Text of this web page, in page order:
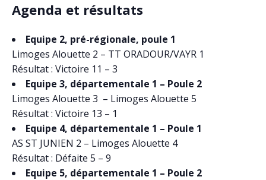
Agenda et résultats
Equipe 2, pré-régionale, poule 1
Limoges Alouette 2 – TT ORADOUR/VAYR 1
Résultat : Victoire 11 – 3
Equipe 3, départementale 1 – Poule 2
Limoges Alouette 3 – Limoges Alouette 5
Résultat : Victoire 13 – 1
Equipe 4, départementale 1 – Poule 1
AS ST JUNIEN 2 – Limoges Alouette 4
Résultat : Défaite 5 – 9
Equipe 5, départementale 1 – Poule 2